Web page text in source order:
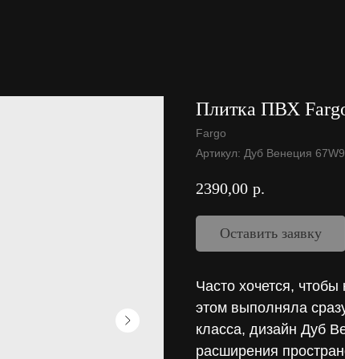
Плитка ПВХ
Fargo
Артикул: Дуб Венеция
2390,00 р.
Оставить заявку
Часто хочется,
этом выполняла
класса, дизайн Дуб
расширения